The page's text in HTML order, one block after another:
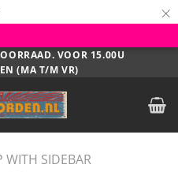
×
VOOR 15.00U
(MA T/M VR)
WITH SIDEBAR